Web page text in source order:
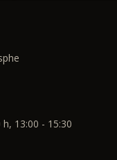
13:00 - 15:30